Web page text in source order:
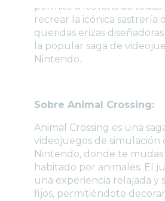
permite a los fans de todas
recrear la icónica sastrería
queridas erizas
la popular saga de
Nintendo.
Sobre Animal Crossing:
Animal Crossing es una
videojuegos de simulación
Nintendo, donde te
habitado por animales. El
una experiencia relajada y
fijos, permitiéndote